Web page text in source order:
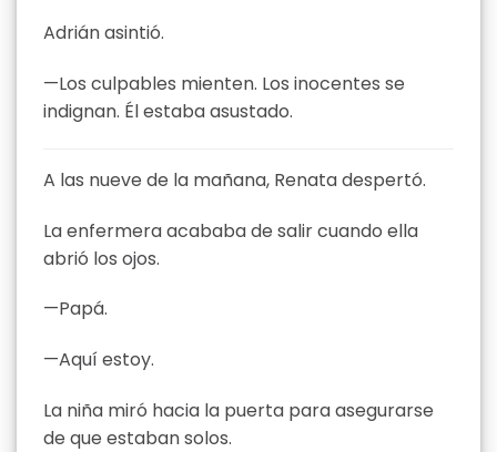
Adrián asintió.
—Los culpables mienten. Los inocentes se
indignan. Él estaba asustado.
A las nueve de la mañana, Renata despertó.
La enfermera acababa de salir cuando ella
abrió los ojos.
—Papá.
—Aquí estoy.
La niña miró hacia la puerta para asegurarse
de que estaban solos.